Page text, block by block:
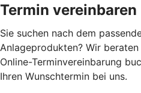
Termin vereinbaren
Sie suchen nach dem
Anlageprodukten? Wir
Online-Terminvereinbarung
Ihren Wunschtermin bei uns.